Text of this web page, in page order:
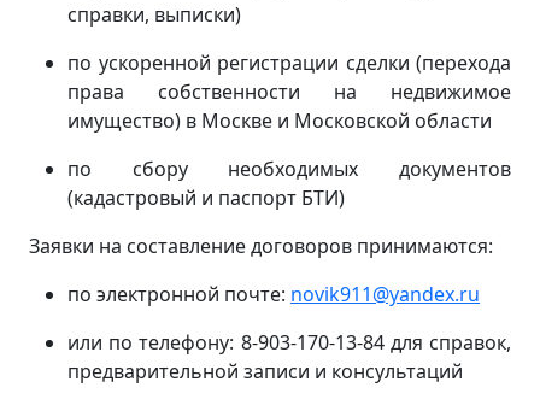
справки, выписки)
по ускоренной регистрации сделки (перехода
права собственности на недвижимое
имущество) в Москве и Московской области
по сбору необходимых документов
(кадастровый и паспорт БТИ)
Заявки на составление договоров принимаются:
по электронной почте: novik911@yandex.ru
или по телефону: 8-903-170-13-84 для справок,
предварительной записи и консультаций